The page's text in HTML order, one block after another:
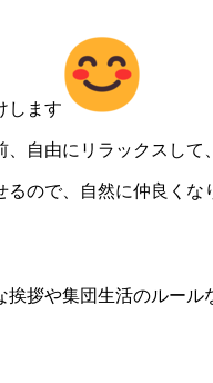
します
自由にリラックスして
ので、自然に仲良く
拶や集団生活のルー